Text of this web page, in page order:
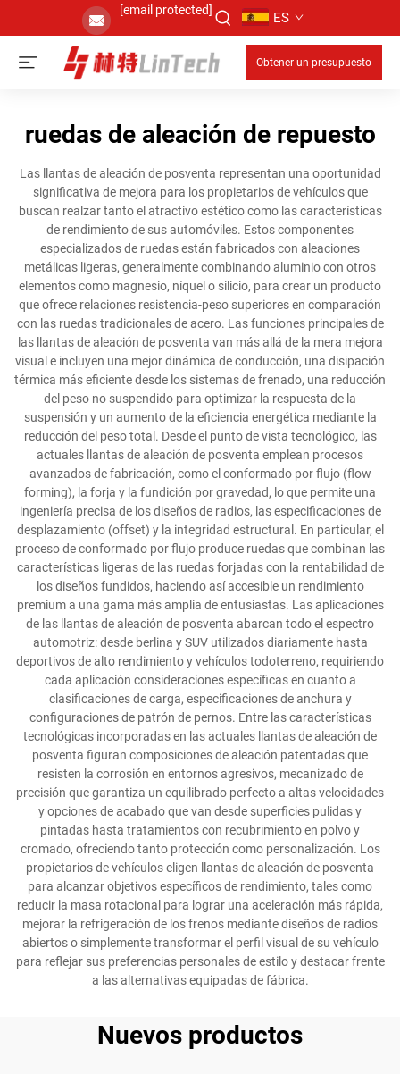
[email protected] ES
Obtener un presupuesto
ruedas de aleación de repuesto
Las llantas de aleación de posventa representan una oportunidad
significativa de mejora para los propietarios de vehículos que
buscan realzar tanto el atractivo estético como las características
de rendimiento de sus automóviles. Estos componentes
especializados de ruedas están fabricados con aleaciones
metálicas ligeras, generalmente combinando aluminio con otros
elementos como magnesio, níquel o silicio, para crear un producto
que ofrece relaciones resistencia-peso superiores en comparación
con las ruedas tradicionales de acero. Las funciones principales de
las llantas de aleación de posventa van más allá de la mera mejora
visual e incluyen una mejor dinámica de conducción, una disipación
térmica más eficiente desde los sistemas de frenado, una reducción
del peso no suspendido para optimizar la respuesta de la
suspensión y un aumento de la eficiencia energética mediante la
reducción del peso total. Desde el punto de vista tecnológico, las
actuales llantas de aleación de posventa emplean procesos
avanzados de fabricación, como el conformado por flujo (flow
forming), la forja y la fundición por gravedad, lo que permite una
ingeniería precisa de los diseños de radios, las especificaciones de
desplazamiento (offset) y la integridad estructural. En particular, el
proceso de conformado por flujo produce ruedas que combinan las
características ligeras de las ruedas forjadas con la rentabilidad de
los diseños fundidos, haciendo así accesible un rendimiento
premium a una gama más amplia de entusiastas. Las aplicaciones
de las llantas de aleación de posventa abarcan todo el espectro
automotriz: desde berlina y SUV utilizados diariamente hasta
deportivos de alto rendimiento y vehículos todoterreno, requiriendo
cada aplicación consideraciones específicas en cuanto a
clasificaciones de carga, especificaciones de anchura y
configuraciones de patrón de pernos. Entre las características
tecnológicas incorporadas en las actuales llantas de aleación de
posventa figuran composiciones de aleación patentadas que
resisten la corrosión en entornos agresivos, mecanizado de
precisión que garantiza un equilibrado perfecto a altas velocidades
y opciones de acabado que van desde superficies pulidas y
pintadas hasta tratamientos con recubrimiento en polvo y
cromado, ofreciendo tanto protección como personalización. Los
propietarios de vehículos eligen llantas de aleación de posventa
para alcanzar objetivos específicos de rendimiento, tales como
reducir la masa rotacional para lograr una aceleración más rápida,
mejorar la refrigeración de los frenos mediante diseños de radios
abiertos o simplemente transformar el perfil visual de su vehículo
para reflejar sus preferencias personales de estilo y destacar frente
a las alternativas equipadas de fábrica.
Nuevos productos